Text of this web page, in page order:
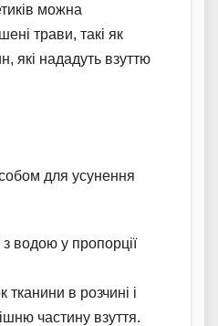
можна
трави, такі як
які нададуть взуттю
для усунення
з водою у пропорції
тканини в розчині і
частину взуття.